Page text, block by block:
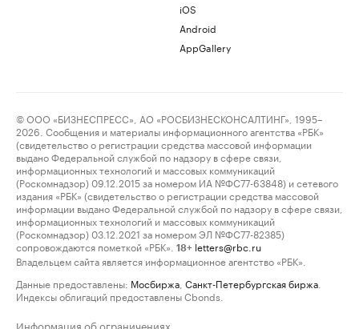
iOS
Android
AppGallery
© ООО «БИЗНЕСПРЕСС», АО «РОСБИЗНЕСКОНСАЛТИНГ», 1995–
2026. Сообщения и материалы информационного агентства «РБК»
(свидетельство о регистрации средства массовой информации
выдано Федеральной службой по надзору в сфере связи,
информационных технологий и массовых коммуникаций
(Роскомнадзор) 09.12.2015 за номером ИА №ФС77-63848) и сетевого
издания «РБК» (свидетельство о регистрации средства массовой
информации выдано Федеральной службой по надзору в сфере связи,
информационных технологий и массовых коммуникаций
(Роскомнадзор) 03.12.2021 за номером ЭЛ №ФС77-82385)
сопровождаются пометкой «РБК».
18+ letters@rbc.ru
Владельцем сайта является информационное агентство «РБК».
Данные предоставлены: Мосбиржа Санкт-Петербургская биржа
Индексы облигаций предоставлены Cbonds.
Информация об ограничениях